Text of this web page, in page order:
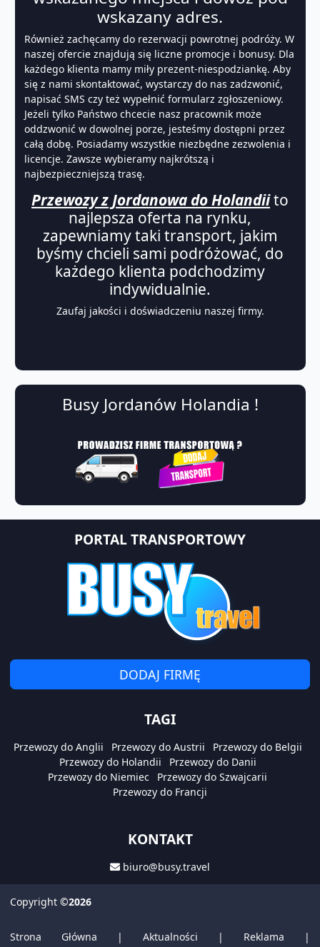
wskazany adres.
Również zachęcamy do rezerwacji powrotnej podróży. W
naszej ofercie znajdują się liczne promocje i bonusy. Dla
każdego klienta mamy miły prezent-niespodziankę. Aby
się z nami skontaktować, wystarczy do nas zadzwonić,
napisać SMS czy też wypełnić formularz zgłoszeniowy.
Jeżeli tylko Państwo chcecie nasz pracownik może
oddzwonić w dowolnej porze, jesteśmy dostępni przez
całą dobę. Posiadamy wszystkie niezbędne zezwolenia i
licencje. Zawsze wybieramy najkrótszą i
najbezpieczniejszą trasę.
Przewozy z Jordanowa do Holandiito
najlepsza oferta na rynku,
zapewniamy taki transport, jakim
byśmy chcieli sami podróżować, do
każdego klienta podchodzimy
indywidualnie.
Zaufaj jakości i doświadczeniu naszej firmy.
Busy Jordanów Holandia !
PORTAL TRANSPORTOWY
DODAJ FIRMĘ
TAGI
Przewozy do Anglii Przewozy do Austrii
Przewozy do Belgii
Przewozy do Holandii
Przewozy do Danii
Przewozy do Niemiec
Przewozy do Szwajcarii
Przewozy do Francji
KONTAKT
biuro@busy.travel
Copyright ©2026
Strona Główna | Aktualności | Reklama |